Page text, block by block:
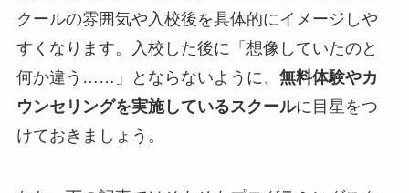
クールの雰囲気や入校後を具体的にイメージしや
すくなります。入校した後に「想像していたのと
何か違う……」とならないように、 無料体験やカ
ウンセリングを実施しているスクールに目星をつ
けておきましょう。